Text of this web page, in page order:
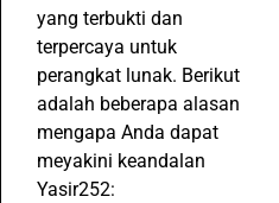
yang terbukti dan
terpercaya untuk
perangkat lunak. Berikut
adalah beberapa alasan
mengapa Anda dapat
meyakini keandalan
Yasir252: